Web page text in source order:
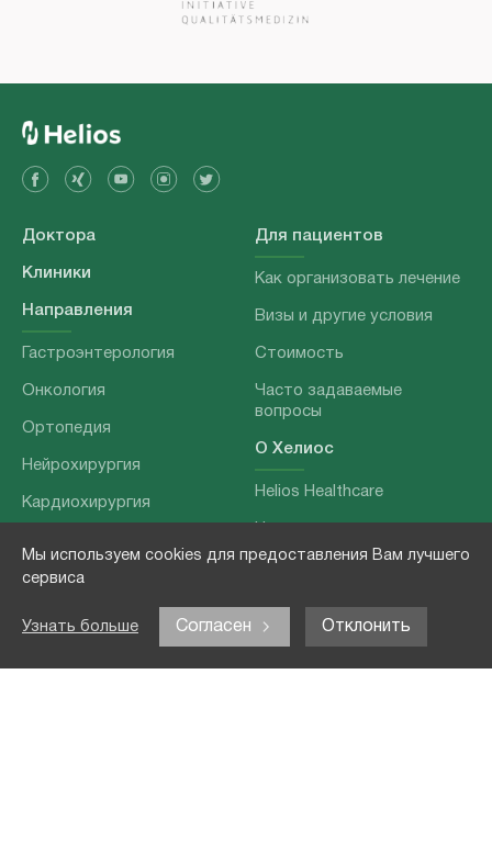
Мы используем cookies для предоставления Вам лучшего
сервиса
Узнать больше Согласен Отклонить
Доктора
Клиники
Направления
Гастроэнтерология
Онкология
Ортопедия
Нейрохирургия
Кардиохирургия
Хирургия позвоночника
Для пациентов
Как организовать лечение
Визы и другие условия
Стоимость
Часто задаваемые
вопросы
О Хелиос
Helios Healthcare
О нашей команде
Выходные данные